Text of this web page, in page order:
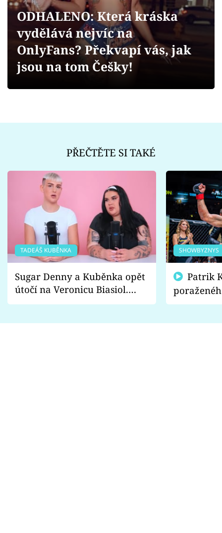
Videa
Sledujte prima+
ODHALENO: Která kráska
vydělává nejvíc na
OnlyFans? Překvapí vás, jak
jsou na tom Češky!
PŘEČTĚTE SI TAKÉ
TADEÁŠ KUBĚNKA
Sugar Denny a Kuběnka opět
útočí na Veronicu Biasiol.
Proč je podle nich falešná a
SHOWBYZNYS
fanoušci